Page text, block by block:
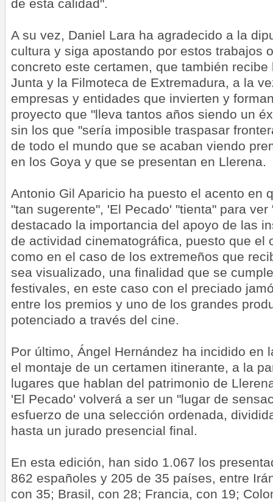
de esta calidad".
A su vez, Daniel Lara ha agradecido a la
cultura y siga apostando por estos trabajos
concreto este certamen, que también
Junta y la Filmoteca de Extremadura, a la
empresas y entidades que invierten y
proyecto que "lleva tantos años siendo un
sin los que "sería imposible traspasar
de todo el mundo que se acaban viendo
en los Goya y que se presentan en Llerena.
Antonio Gil Aparicio ha puesto el acento en
"tan sugerente", 'El Pecado' "tienta" para
destacado la importancia del apoyo de las
de actividad cinematográfica, puesto que el
como en el caso de los extremeños que
sea visualizado, una finalidad que se
festivales, en este caso con el preciado
entre los premios y uno de los grandes
potenciado a través del cine.
Por último, Ángel Hernández ha incidido en
el montaje de un certamen itinerante, a la
lugares que hablan del patrimonio de
'El Pecado' volverá a ser un "lugar de
esfuerzo de una selección ordenada,
hasta un jurado presencial final.
En esta edición, han sido 1.067 los
862 españoles y 205 de 35 países, entre
con 35; Brasil, con 28; Francia, con 19;